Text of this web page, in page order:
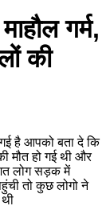
गर्म,
की
है आपको बता दे कि
मौत हो गई थी और
लोग सड़क में
तो कुछ लोगो ने